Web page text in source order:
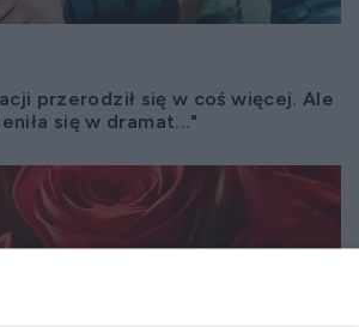
przerodził się w coś więcej. Ale
się w dramat..."